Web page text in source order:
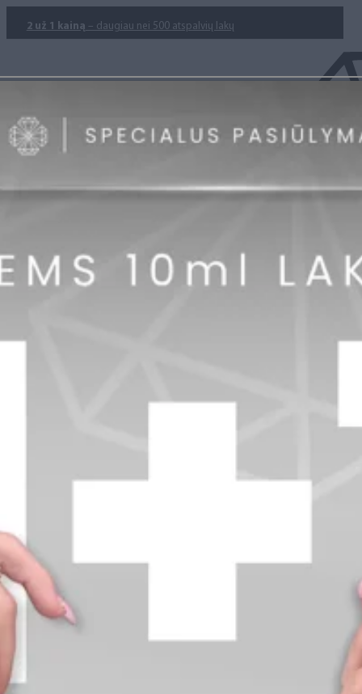
2 už 1 kainą – daugiau nei 500 atspalvių lakų
info@diamondline.lt
Prisijungti